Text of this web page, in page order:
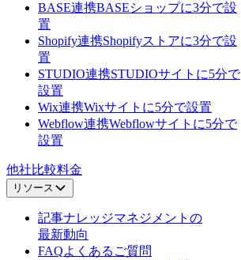
BASE連携BASEショップに3分で設
置
Shopify連携Shopifyストアに3分で設
置
STUDIO連携STUDIOサイトに5分で
設置
Wix連携Wixサイトに5分で設置
Webflow連携Webflowサイトに5分で
設置
他社比較料金
リソース
記事ナレッジマネジメントの
最新動向
FAQよくあるご質問